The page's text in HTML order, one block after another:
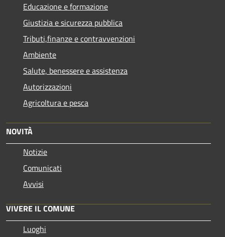
Educazione e formazione
Giustizia e sicurezza pubblica
Tributi,finanze e contravvenzioni
Ambiente
Salute, benessere e assistenza
Autorizzazioni
Agricoltura e pesca
NOVITÀ
Notizie
Comunicati
Avvisi
VIVERE IL COMUNE
Luoghi